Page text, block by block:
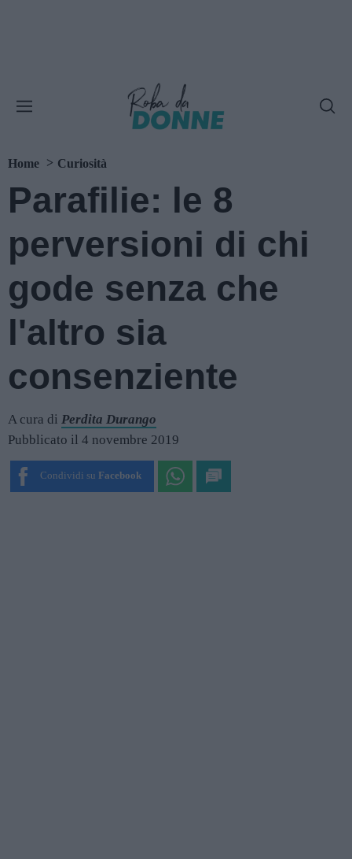
Home Curiosità
Parafilie: le 8
perversioni di chi
gode senza che
l'altro sia
consenziente
A cura di Perdita Durango
Pubblicato il 4 novembre 2019
Condividi su Facebook